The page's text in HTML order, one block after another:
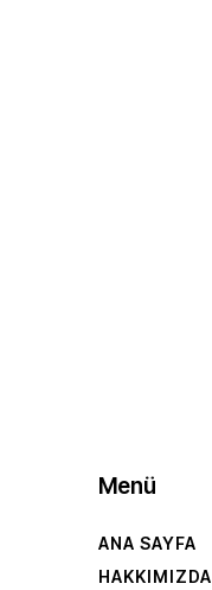
Menü
ANA SAYFA
HAKKIMIZDA